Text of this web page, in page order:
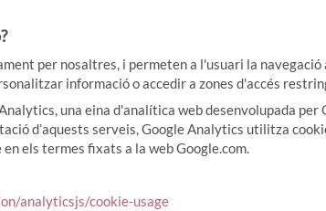
per nosaltres, i permeten a l'usuari la
informació o accedir a zones d'accés
una eina d'analítica web desenvolupada
d’aquests serveis, Google Analytics utilitza
els termes fixats a la web Google.com.
analyticsjs/cookie-usage